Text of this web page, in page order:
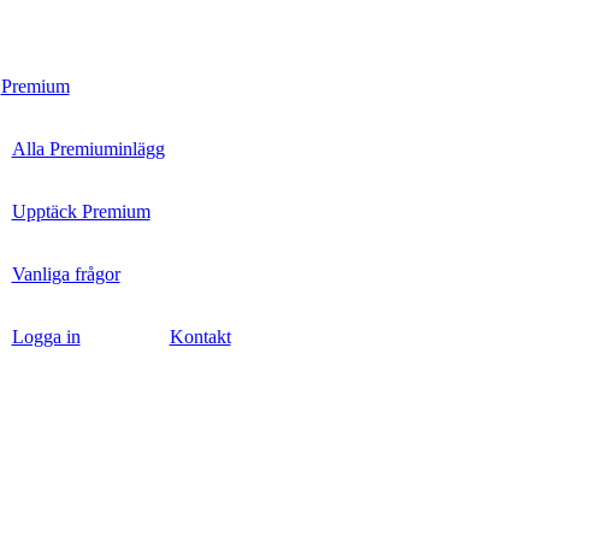
Premium
Alla Premiuminlägg
Upptäck Premium
Vanliga frågor
Logga in Kontakt